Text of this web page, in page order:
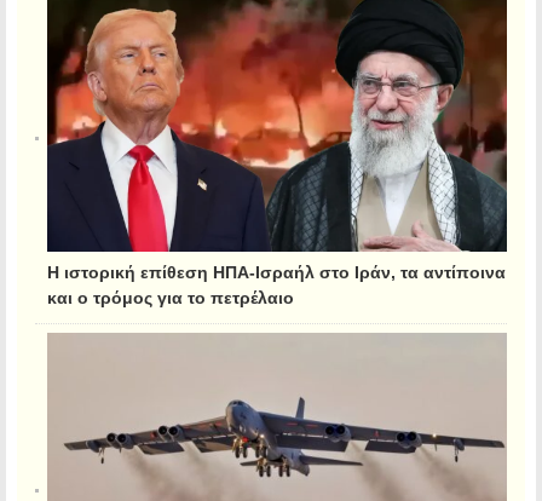
Η ιστορική επίθεση ΗΠΑ-Ισραήλ στο Ιράν, τα αντίποινα
και ο τρόμος για το πετρέλαιο